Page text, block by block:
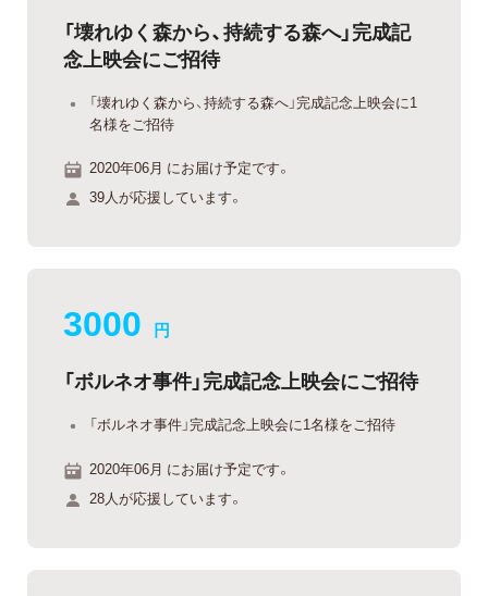
「壊れゆく森から、持続する森へ」完成記
念上映会にご招待
「壊れゆく森から、持続する森へ」完成記念上映会に1
名様をご招待
2020年06月 にお届け予定です。
39人が応援しています。
3000 円
「ボルネオ事件」完成記念上映会にご招待
「ボルネオ事件」完成記念上映会に1名様をご招待
2020年06月 にお届け予定です。
28人が応援しています。